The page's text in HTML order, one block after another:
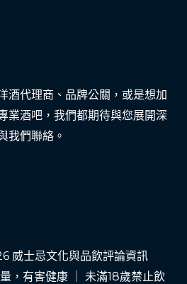
酒代理商、品牌公關，或是想加
業酒吧，我們都期待與您展開深
我們聯絡。
士忌文化與品飲評論資訊
，有害健康 ｜ 未滿18歲禁止飲